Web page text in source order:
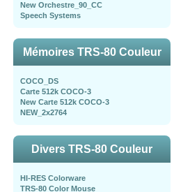
New Orchestre_90_CC
Speech Systems
Mémoires TRS-80 Couleur
COCO_DS
Carte 512k COCO-3
New Carte 512k COCO-3
NEW_2x2764
Divers TRS-80 Couleur
HI-RES Colorware
TRS-80 Color Mouse